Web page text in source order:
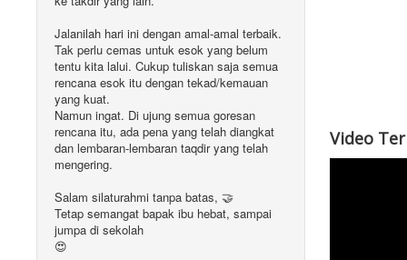
Jalanilah hari ini dengan amal-amal terbaik.
Tak perlu cemas untuk esok yang belum
tentu kita lalui. Cukup tuliskan saja semua
rencana esok itu dengan tekad/kemauan
yang kuat.
Namun ingat. Di ujung semua goresan
rencana itu, ada pena yang telah diangkat
dan lembaran-lembaran taqdir yang telah
mengering.
Salam silaturahmi tanpa batas, 🤝
Tetap semangat bapak ibu hebat, sampai
jumpa di sekolah
😍
Video